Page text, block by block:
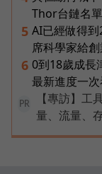
Thor台鏈名
5 AI已經做得
席科學家給創
6 0到18歲成長
最新進度一次
PR
【專訪】工
量、流量、